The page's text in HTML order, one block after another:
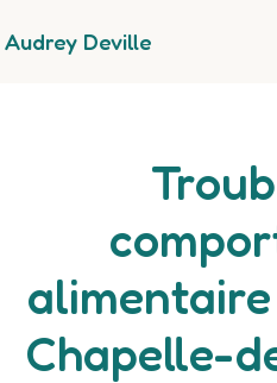
Audrey Deville
Chapelle-